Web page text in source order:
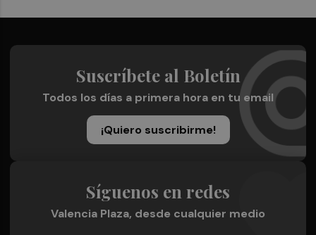
Suscríbete al Boletín
Todos los días a primera hora en tu email
¡Quiero suscribirme!
Síguenos en redes
Valencia Plaza, desde cualquier medio